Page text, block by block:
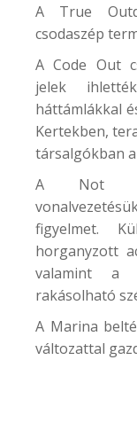
A True
csodaszép
A Code Out
jelek
háttámlákkal
Kertekben,
társalgókban
A Not
figyelmet.
horganyzott
valamint a
rakásolható
A Marina
változattal